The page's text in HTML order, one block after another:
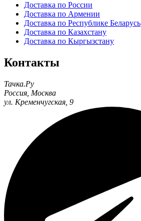
Доставка по России
Доставка по Армении
Доставка по Республике Беларусь
Доставка по Казахстану
Доставка по Кыргызстану
Контакты
Тачка.Ру
Россия Москва
ул. Кременчугская, 9